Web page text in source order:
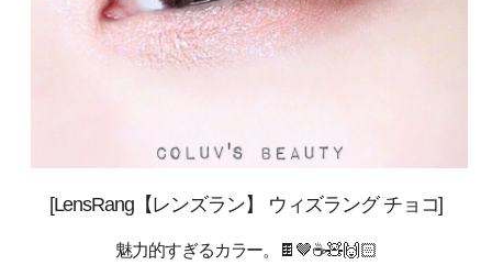
[LensRang【レンズラン】 ウィズラング チョコ]
魅力的すぎるカラー。🍫🤎☕🧸🙌🏻